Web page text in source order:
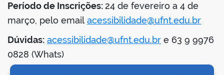
portal
Período de Inscrições:24 de fevereiro a 4 de
março, pelo email acessibilidade@ufnt.edu.br
Dúvidas: acessibilidade@ufnt.edu.br e 63 9 9976
0828 (Whats)